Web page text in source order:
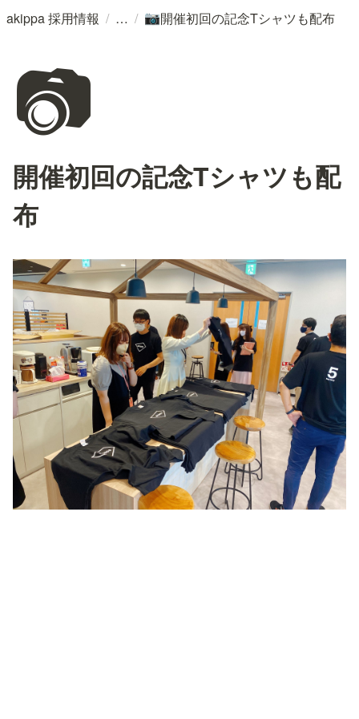
akippa 採用情報 / / 📷開催初回の記念Tシャツも配布
📷
開催初回の記念Tシャツも配
布